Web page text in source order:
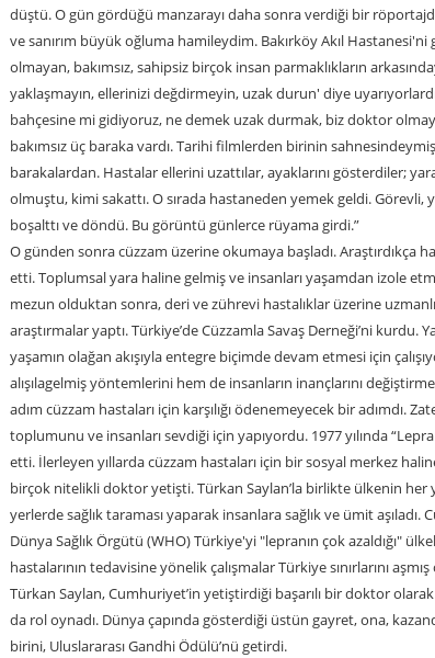
düştü. O gün gördüğü manzarayı daha sonra verdiği bir
ve sanırım büyük oğluma hamileydim. Bakırköy Akıl Hastanesi'ni
olmayan, bakımsız, sahipsiz birçok insan parmaklıkların
yaklaşmayın, ellerinizi değdirmeyin, uzak durun' diye
bahçesine mi gidiyoruz, ne demek uzak durmak, biz doktor
bakımsız üç baraka vardı. Tarihi filmlerden birinin
barakalardan. Hastalar ellerini uzattılar, ayaklarını gösterdiler;
olmuştu, kimi sakattı. O sırada hastaneden yemek geldi. Görevli,
boşalttı ve döndü. Bu görüntü günlerce rüyama girdi.”
O günden sonra cüzzam üzerine okumaya başladı. Araştırdıkça
etti. Toplumsal yara haline gelmiş ve insanları yaşamdan izole
mezun olduktan sonra, deri ve zührevi hastalıklar üzerine
araştırmalar yaptı. Türkiye’de Cüzzamla Savaş Derneği’ni kurdu.
yaşamın olağan akışıyla entegre biçimde devam etmesi için
alışılagelmiş yöntemlerini hem de insanların inançlarını
adım cüzzam hastaları için karşılığı ödenemeyecek bir adımdı.
toplumunu ve insanları sevdiği için yapıyordu. 1977 yılında
etti. İlerleyen yıllarda cüzzam hastaları için bir sosyal merkez
birçok nitelikli doktor yetişti. Türkan Saylan’la birlikte ülkenin her
yerlerde sağlık taraması yaparak insanlara sağlık ve ümit aşıladı.
Dünya Sağlık Örgütü (WHO) Türkiye'yi "lepranın çok azaldığı"
hastalarının tedavisine yönelik çalışmalar Türkiye sınırlarını
Türkan Saylan, Cumhuriyet’in yetiştirdiği başarılı bir doktor
da rol oynadı. Dünya çapında gösterdiği üstün gayret, ona,
birini, Uluslararası Gandhi Ödülü’nü getirdi.